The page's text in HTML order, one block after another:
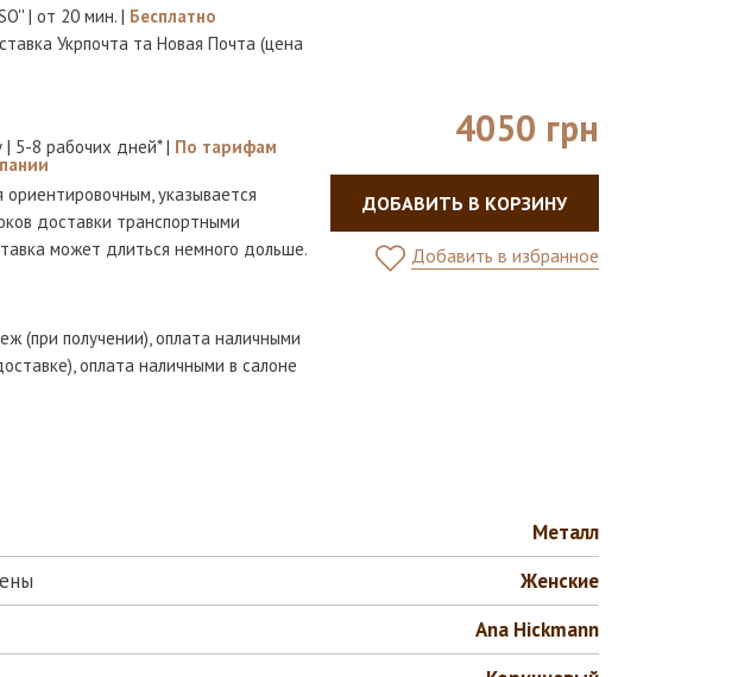
| от 20 мин. | Бесплатно
Укрпочта та Новая Почта (цена
| 5-8 рабочих дней* | По тарифам
ориентировочным, указывается
доставки транспортными
может длиться немного дольше.
(при получении), оплата наличными
оплата наличными в салоне
4050 грн
ДОБАВИТЬ В КОРЗИНУ
Добавить в избранное
Металл
Женские
Ana Hickmann